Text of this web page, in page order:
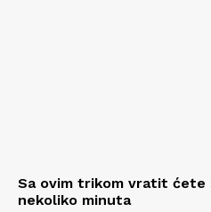
Sa ovim trikom vratit ćete
nekoliko minuta